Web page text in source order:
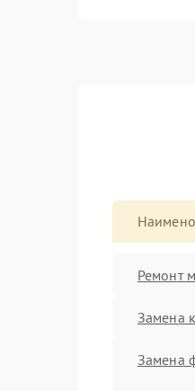
Ремонт
Замена
Замена